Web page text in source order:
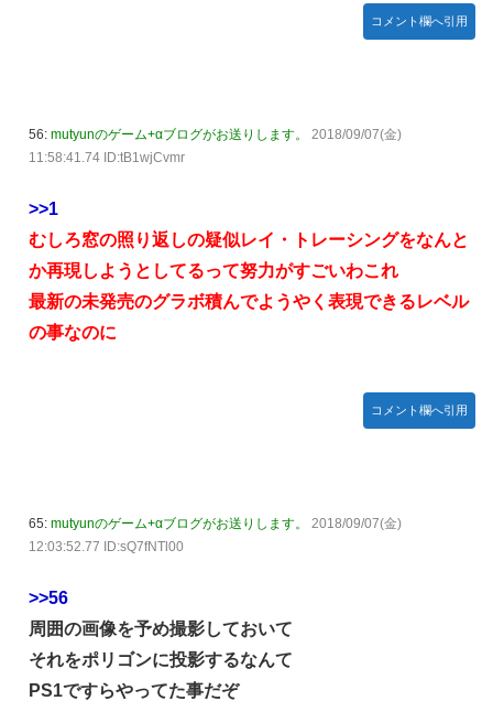
コメント欄へ引用
56: mutyunのゲーム+αブログがお送りします。
2018/09/07(金)
11:58:41.74 ID:tB1wjCvmr
>>1
むしろ窓の照り返しの疑似レイ・トレーシングをなんと
か再現しようとしてるって努力がすごいわこれ
最新の未発売のグラボ積んでようやく表現できるレベル
の事なのに
コメント欄へ引用
65: mutyunのゲーム+αブログがお送りします。
2018/09/07(金)
12:03:52.77 ID:sQ7fNTl00
>>56
周囲の画像を予め撮影しておいて
それをポリゴンに投影するなんて
PS1ですらやってた事だぞ